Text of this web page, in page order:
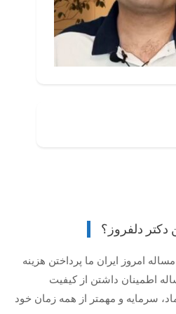
دکتر دلفروز؟
امروز ایران ما پرداختن هزینه
اطمینان داشتن از کیفیت
سرمایه و مهمتر از همه زمان خود